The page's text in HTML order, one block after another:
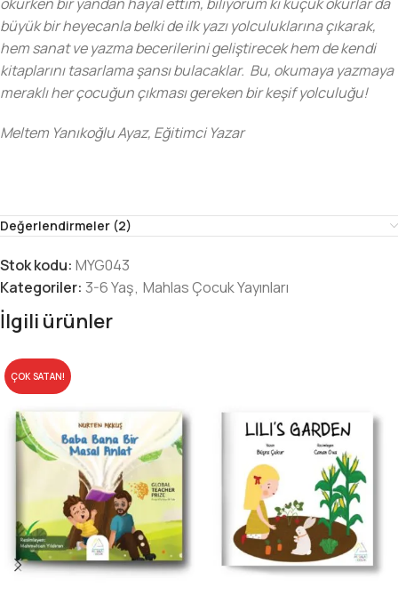
büyük bir heyecanla belki de ilk yazı yolculuklarına çıkarak,
hem sanat ve yazma becerilerini geliştirecek hem de kendi
kitaplarını tasarlama şansı bulacaklar. Bu, okumaya yazmaya
meraklı her çocuğun çıkması gereken bir keşif yolculuğu!
Meltem Yanıkoğlu Ayaz, Eğitimci Yazar
Değerlendirmeler (2)
Stok kodu: MYG043
Kategoriler: 3-6 Yaş, Mahlas Çocuk Yayınları
İlgili ürünler
ÇOK SATAN!